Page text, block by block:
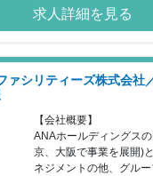
求人詳細を見る
ァシリティーズ株式会社
【会社概要】
ANAホールディングス
京、大阪で事業を展開)
ネジメントの他、グル